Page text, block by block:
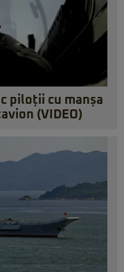
piloții cu manșa
(VIDEO)